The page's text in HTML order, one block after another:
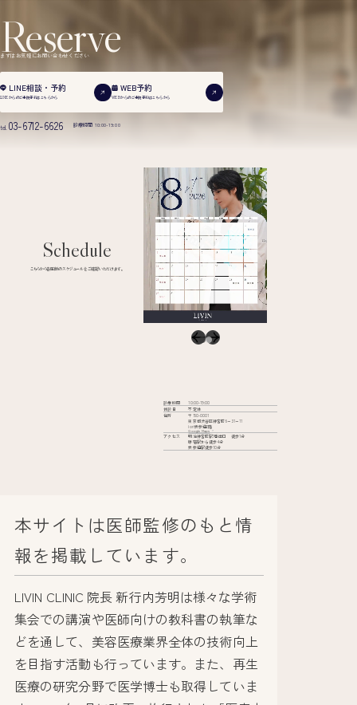
Reserve
まずはお気軽にお問い合わせください
LINE相談・予約
LINEからのご来院予約は こちらから
WEB予約
WEBからのご来院予約は こちらから
tel. 03-6712-6626 診療時間 10:00-19:00
Schedule
こちらから各医師のスケジュールをご確認いただけます。
診療時間
10:00-19:00
休診日
不定休
住所
〒150-0001
東京都渋谷区神宮前6−31−11
iori表参道2階
Google Maps
アクセス
明治神宮前駅7番出口 徒歩1分
原宿駅から徒歩4分
表参道駅徒歩10分
本サイトは医師監修のもと情
報を掲載しています。
LIVIN CLINIC 院長 新行内芳明は様々な学術
集会での講演や医師向けの教科書の執筆な
どを通して、美容医療業界全体の技術向上
を目指す活動も行っています。また、再生
医療の研究分野で医学博士も取得していま